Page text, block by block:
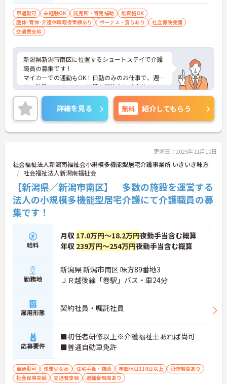
車通勤可 未経験OK 託児所・育児補助
無資格OK
産休･育休･介護休暇取得実績あり
ボーナス・賞与あり
社会保険完備
交通費支給
新潟県新潟市南区に位置するショートステイで介護
職員の募集です！
マイカーでの通勤もOK！日勤のみのお仕事で、週3
日～勤務OK！シフトの相談も可能なため自分のペー
スで働くことができます！昇給や賞与制度があり、
頑張りが評価されてしっかりと還元されます。丁寧
な研修とフォロー体制で、経験に関わらず安心して
スタートできます。
こちらの求人にご興味がございましたら面接のポイ
詳細を見る 無料 紹介してもらう
更新日：2025年11月10日
社会福祉法人新潟南福祉会小規模多機能型居宅介護事業所 いきいき味方
社会福祉法人新潟南福祉会
【新潟県／新潟市南区】 多数の施設を運営する
法人の小規模多機能型居宅介護にて介護職員の募
集です！
給料
月収 17.0万円～18.2万円夜勤手当含む概算
年収 239万円～254万円夜勤手当含む概算
勤務地
新潟県 新潟市南区 味方89番地3
ＪＲ越後線「巻駅」バス・車24分
雇用形態 契約社員・嘱託社員
応募要件
■初任者研修以上※介護福祉士あれば尚可
■普通自動車免許
車通勤可 残業少なめ 住宅手当・補助 年間休日110日以上
研修制度あり
社会保険完備
交通費支給 退職金制度あり